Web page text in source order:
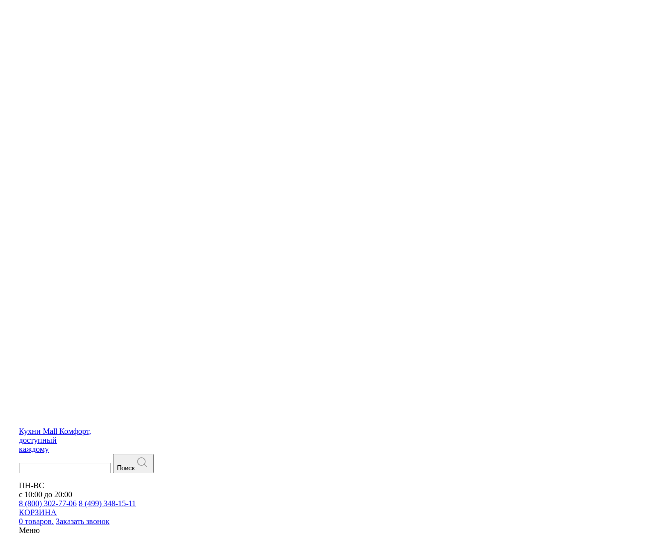
Кухни Mall Комфорт,
доступный
каждому
Поиск
ПН-ВС
с 10:00 до 20:00
8 (800) 302-77-06 8 (499) 348-15-11
КОРЗИНА
0 товаров. Заказать звонок
Меню